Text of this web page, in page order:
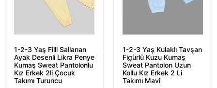
1-2-3 Yaş Filli Sallanan
Ayak Desenli Likra Penye
Kumaş Sweat Pantolonlu
Kız Erkek 2li Çocuk
Takımı Turuncu
1-2-3 Yaş Kulaklı Tavşan
Figürlü Kuzu Kumaş
Sweat Pantolon Uzun
Kollu Kız Erkek 2 Li
Takımı Mavi